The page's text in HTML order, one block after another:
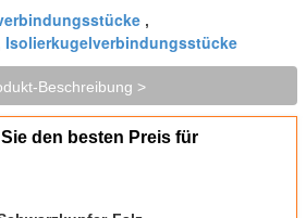
,
Isolierkugelverbindungsstücke
Beschreibung >
den besten Preis für